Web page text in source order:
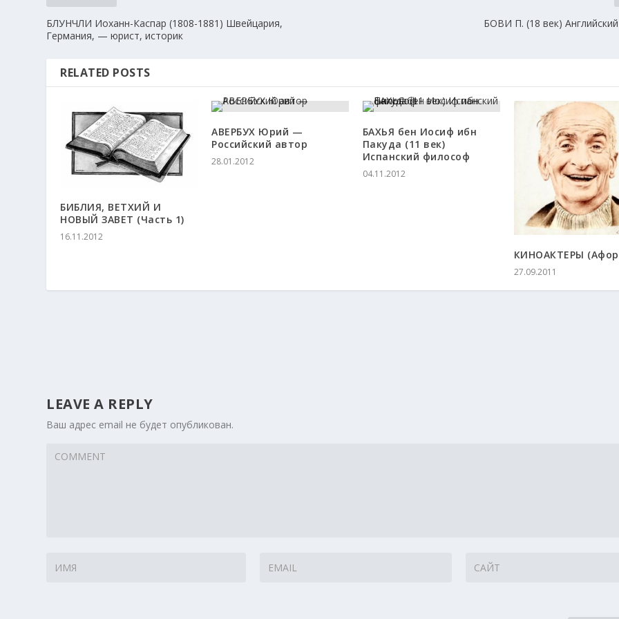
БЛУНЧЛИ Иоханн-Каспар (1808-1881) Швейцария,
Германия, — юрист, историк
БОВИ П. (18 век)
RELATED POSTS
БИБЛИЯ, ВЕТХИЙ И
НОВЫЙ ЗАВЕТ (Часть 1)
16.11.2012
АВЕРБУХ Юрий —
Российский автор
28.01.2012
БАХЬЯ бен Иосиф ибн
Пакуда (11 век)
Испанский философ
04.11.2012
КИНОАКТЕРЫ
27.09.2011
LEAVE A REPLY
Ваш адрес email не будет опубликован.